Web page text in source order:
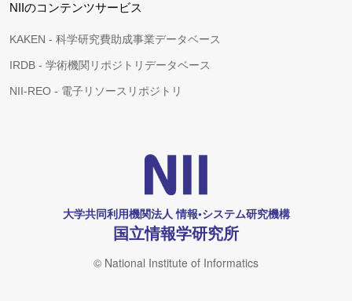
NIIのコンテンツサービス
KAKEN - 科学研究費助成事業データベース
IRDB - 学術機関リポジトリデータベース
NII-REO - 電子リソースリポジトリ
大学共同利用機関法人 情報•システム研究機構
国立情報学研究所
© National Institute of Informatics